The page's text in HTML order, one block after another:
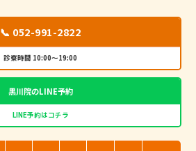
📞 052-991-2822
診察時間 10:00～19:00
黒川院のLINE予約
LINE予約はコチラ